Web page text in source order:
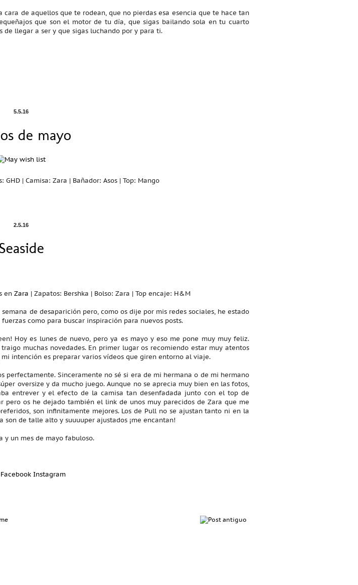
de aquellos que te rodean, que no pierdas esa esencia que te hace tan
que son el motor de tu día, que sigas bailando sola en tu cuarto
de llegar a ser y que sigas luchando por y para ti.
5.5.16
de mayo
GHD | Camisa: Zara | Bañador: Asos | Top: Mango
2.5.16
en Zara | Zapatos: Bershka | Bolso: Zara | Top encaje: H&M
de desaparición pero, como os dije por mis redes sociales, he estado
como para buscar inspiración para nuevos posts.
Hoy es lunes de nuevo, pero ya es mayo y eso me pone muy muy feliz.
muchas novedades. En primer lugar os recomiendo estar muy atentos
intención es preparar varios vídeos que giren entorno al viaje.
perfectamente. Sinceramente no sé si era de mi hermana o de mi hermano
oversize y da mucho juego. Aunque no se aprecia muy bien en las fotos,
entrever y el efecto de la camisa tan desenfadada junto con el top de
os he dejado también el link de unos muy parecidos de Zara que me
son infinitamente mejores. Los de Pull no se ajustan tanto ni en la
de talle alto y suuuuper ajustados ¡me encantan!
y un mes de mayo fabuloso.
Facebook Instagram